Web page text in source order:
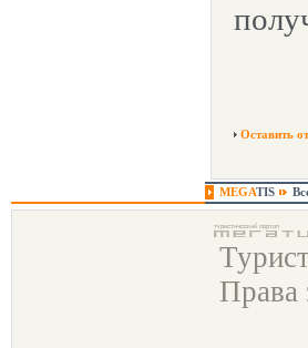
Оставить
MEGATIS